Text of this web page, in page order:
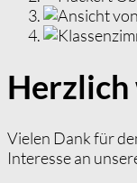
Vielen Dank für
Interesse an